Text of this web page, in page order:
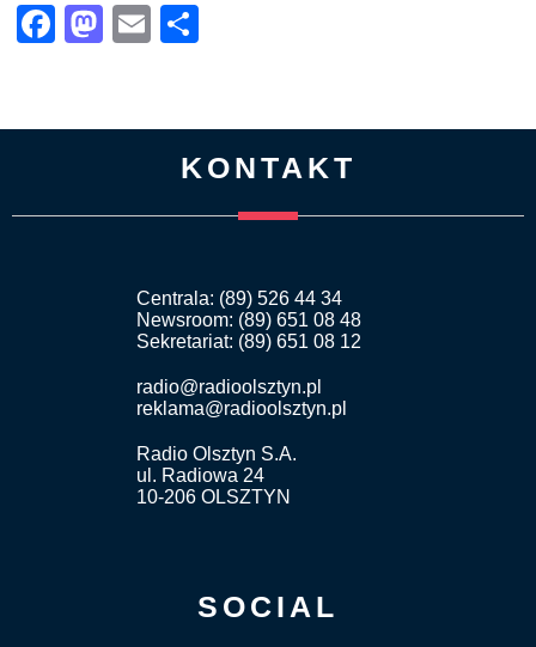
Facebook
Mastodon
Email
KONTAKT
Centrala: (89) 526 44 34
Newsroom: (89) 651 08 48
Sekretariat: (89) 651 08 12
radio@radioolsztyn.pl
reklama@radioolsztyn.pl
Radio Olsztyn S.A.
ul. Radiowa 24
10-206 OLSZTYN
SOCIAL